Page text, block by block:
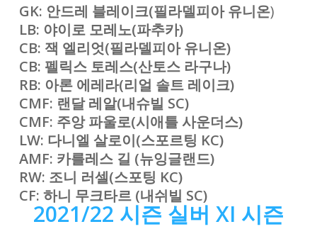
GK: 안드레 블레이크(필라델피아 유니온)
LB: 야이로 모레노(파추카)
CB: 잭 엘리엇(필라델피아 유니온)
CB: 펠릭스 토레스(산토스 라구나)
RB: 아론 에레라(리얼 솔트 레이크)
CMF: 랜달 레알(내슈빌 SC)
CMF: 주앙 파울로(시애틀 사운더스)
LW: 다니엘 살로이(스포르팅 KC)
AMF: 카를레스 길 (뉴잉글랜드)
RW: 조니 러셀(스포팅 KC)
CF: 하니 무크타르 (내쉬빌 SC)
2021/22 시즌 실버 XI 시즌